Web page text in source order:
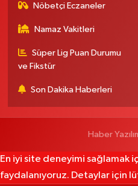
Nöbetçi Eczaneler
Namaz Vakitleri
Süper Lig Puan Durumu
ve Fikstür
Son Dakika Haberleri
Haber
En iyi site deneyimi sağlamak
faydalanıyoruz. Detaylar için